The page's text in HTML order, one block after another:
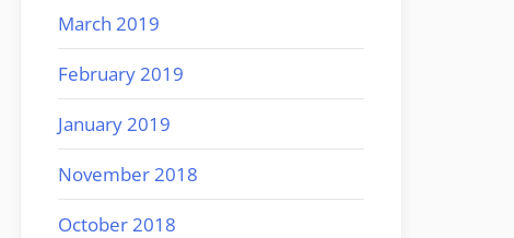
March 2019
February 2019
January 2019
November 2018
October 2018